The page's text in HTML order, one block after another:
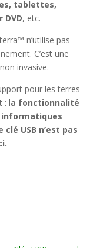
tablettes,
, etc.
n’utilise pas
C’est une
invasive.
pour les terres
: la fonctionnalité
informatiques
USB n’est pas